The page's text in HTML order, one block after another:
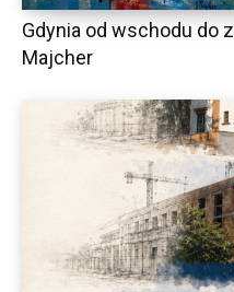
Gdynia od wschodu do
Majcher